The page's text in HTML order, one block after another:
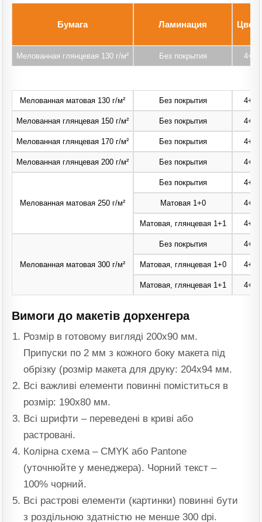
Бумага Ламинация
Мелованная глянцевая 130 г/м² Без покрытия 4+4,
Мелованная матовая 130 г/м² Без покрытия 4+4,
Мелованная глянцевая 150 г/м² Без покрытия 4+4,
Мелованная глянцевая 170 г/м² Без покрытия 4+4,
Мелованная глянцевая 200 г/м² Без покрытия 4+4,
Мелованная матовая 250 г/м²
Без покрытия 4+4,
Матовая 1+0 4+4,
Матовая, глянцевая 1+1 4+4,
Мелованная матовая 300 г/м²
Без покрытия 4+4,
Матовая, глянцевая 1+0 4+4,
Матовая, глянцевая 1+1 4+4,
Вимоги до макетів дорхенгера
Розмір в готовому вигляді 200х90 мм.
Припуски по 2 мм з кожного боку макета під
обрізку (розмір макета для друку: 204х94 мм.
Всі важливі елементи повинні поміститься в
розмір: 190х80 мм.
Всі шрифти – переведені в криві або
растровані.
Колірна схема – CMYK або Pantone
(уточнюйте у менеджера). Чорний текст –
100% чорний.
Всі растрові елементи (картинки) повинні бути
з роздільною здатністю не менше 300 dpi.